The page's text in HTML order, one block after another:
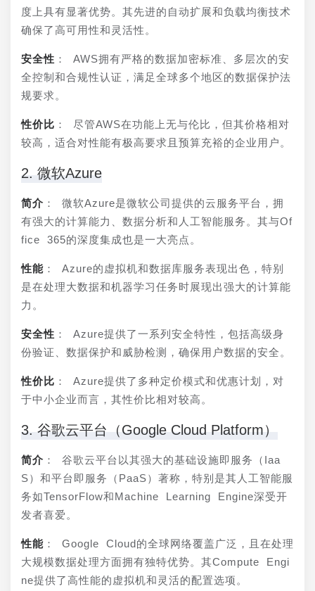
度上具有显著优势。其先进的自动扩展和负载均衡技术
确保了高可用性和灵活性。
安全性 ： AWS拥有严格的数据加密标准、多层次的安
全控制和合规性认证，满足全球多个地区的数据保护法
规要求。
性价比 ： 尽管AWS在功能上无与伦比，但其价格相对
较高，适合对性能有极高要求且预算充裕的企业用户。
2. 微软Azure
简介 ： 微软Azure是微软公司提供的云服务平台，拥
有强大的计算能力、数据分析和人工智能服务。其与Of
fice 365的深度集成也是一大亮点。
性能 ： Azure的虚拟机和数据库服务表现出色，特别
是在处理大数据和机器学习任务时展现出强大的计算能
力。
安全性 ： Azure提供了一系列安全特性，包括高级身
份验证、数据保护和威胁检测，确保用户数据的安全。
性价比 ： Azure提供了多种定价模式和优惠计划，对
于中小企业而言，其性价比相对较高。
3. 谷歌云平台（Google Cloud Platform）
简介 ： 谷歌云平台以其强大的基础设施即服务（Iaa
S）和平台即服务（PaaS）著称，特别是其人工智能服
务如TensorFlow和Machine Learning Engine深受开
发者喜爱。
性能 ： Google Cloud的全球网络覆盖广泛，且在处理
大规模数据处理方面拥有独特优势。其Compute Engi
ne提供了高性能的虚拟机和灵活的配置选项。